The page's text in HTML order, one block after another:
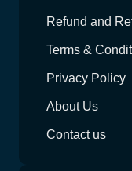
Refund and
Terms &
Privacy Policy
About Us
Contact us